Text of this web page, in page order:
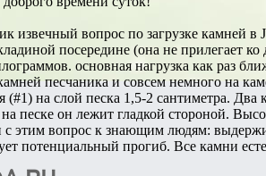
извечный вопрос по загрузке камней
посередине (она не прилегает
основная нагрузка как раз
песчаника и совсем немного на
(#1) на слой песка 1,5-2 сантиметра.
песке он лежит гладкой стороной.
с этим вопрос к знающим людям:
потенциальный прогиб. Все камни